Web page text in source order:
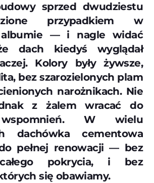
sprzed dwudziestu
przypadkiem w
albumie — i nagle widać
dach kiedyś wyglądał
Kolory były żywsze,
bez szarozielonych plam
narożnikach. Nie
z żalem wracać do
W wielu
dachówka cementowa
pełnej renowacji — bez
pokrycia, i bez
się obawiamy.